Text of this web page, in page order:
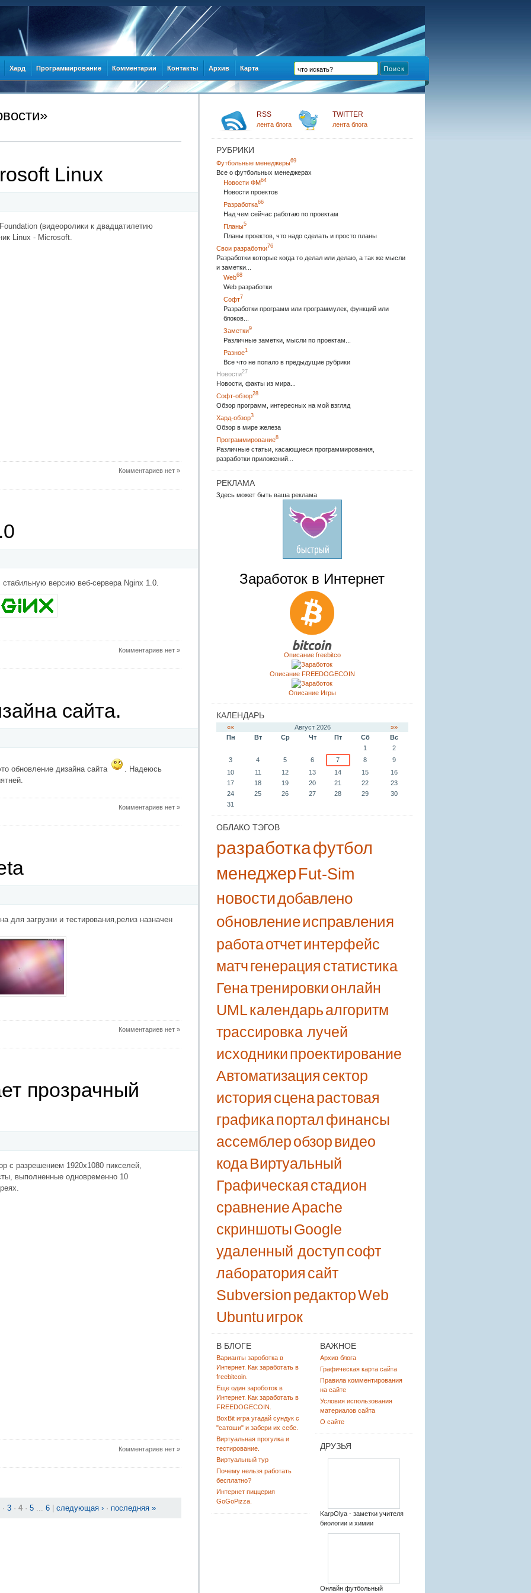
Хард Программирование Комментарии Контакты Архив Карта
Linux
(видеоролики к двадцатилетию
Linux - Microsoft.
Комментариев нет »
версию веб-сервера Nginx 1.0.
Комментариев нет »
сайта.
обновление дизайна сайта
. Надеюсь
Комментариев нет »
для загрузки и тестирования,релиз назначен
Комментариев нет »
прозрачный
с разрешением 1920х1080 пикселей,
выполненные одновременно 10
Комментариев нет »
· 3 · 4 · 5 ... 6 следующая › · последняя »
RSS
лента блога
TWITTER
лента блога
РУБРИКИ
Футбольные менеджеры69
Все о футбольных менеджерах
Новости ФМ64
Новости проектов
Разработка66
Над чем сейчас работаю по проектам
Планы5
Планы проектов, что надо сделать и просто планы
Свои разработки76
Разработки которые когда то делал или делаю, а так же мысли
и заметки...
Web68
Web разработки
Софт7
Разработки программ или программулек, функций или
блоков...
Заметки9
Различные заметки, мысли по проектам...
Разное1
Все что не попало в предыдущие рубрики
Новости27
Новости, факты из мира...
Софт-обзор28
Обзор программ, интересных на мой взгляд
Хард-обзор3
Обзор в мире железа
Программирование8
Различные статьи, касающиеся программирования,
разработки приложений...
РЕКЛАМА
Здесь может быть ваша реклама
Заработок в Интернет
Описание freebitco
Описание FREEDOGECOIN
Описание Игры
КАЛЕНДАРЬ
«« Август 2026
»»
Пн
Вт Ср Чт Пт Сб
Вс
1
2
3
4 5 6 7 8
9
10
11 12 13 14 15
16
17
18 19 20 21 22
23
24
25 26 27 28 29
30
31
ОБЛАКО ТЭГОВ
разработкафутбол
менеджер Fut-Sim
новостидобавлено
обновлениеисправления
работа отчетинтерфейс
матчгенерация статистика
Генатренировкионлайн
UML календарьалгоритм
трассировка лучей
исходникипроектирование
Автоматизация сектор
история сцена растовая
графика портал финансы
ассемблеробзорвидео
кода Виртуальный
Графическая стадион
сравнениеApache
скриншотыGoogle
удаленный доступ софт
лаборатория сайт
SubversionредакторWeb
Ubuntuигрок
В БЛОГЕ
Варианты зароботка в
Интернет. Как заработать в
freebitcoin.
Еще один зароботок в
Интернет. Как заработать в
FREEDOGECOIN.
BoxBit игра угадай сундук с
"сатоши" и забери их себе.
Виртуальная прогулка и
тестирование.
Виртуальный тур
Почему нельзя работать
бесплатно?
Интернет пиццерия
GoGoPizza.
ВАЖНОЕ
Архив блога
Графическая карта сайта
Правила комментирования
на сайте
Условия использования
материалов сайта
О сайте
ДРУЗЬЯ
KarpOlya - заметки учителя
биологии и химии
Онлайн футбольный